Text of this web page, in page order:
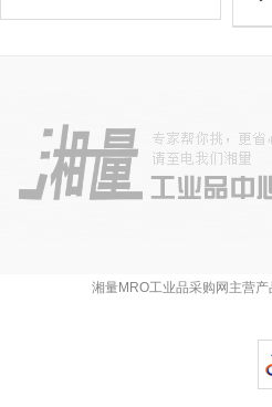
湘量MRO工业品采购网主营